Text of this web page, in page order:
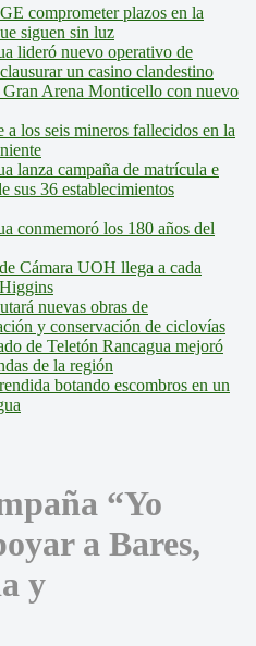
comprometer plazos en la
siguen sin luz
lideró nuevo operativo de
un casino clandestino
Gran Arena Monticello con nuevo
los seis mineros fallecidos en la
lanza campaña de matrícula e
sus 36 establecimientos
conmemoró los 180 años del
Cámara UOH llega a cada
nuevas obras de
y conservación de ciclovías
de Teletón Rancagua mejoró
de la región
botando escombros en un
“Yo
a Bares,
y